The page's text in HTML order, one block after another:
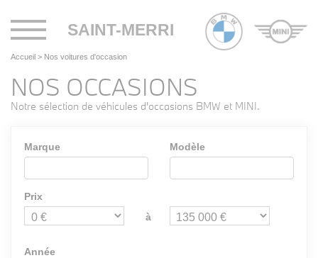
SAINT-MERRI
Toggle
navigation
Accueil > Nos voitures d'occasion
NOS OCCASIONS
Notre sélection de véhicules d'occasions BMW et MINI.
Marque Modèle
Prix
à
Année